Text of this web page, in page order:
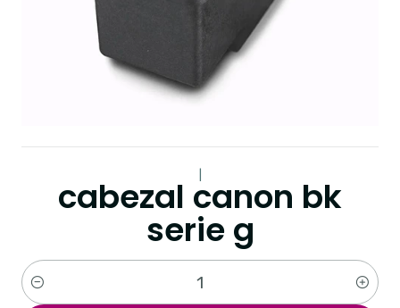
cabezal canon bk
serie g
Cantidad